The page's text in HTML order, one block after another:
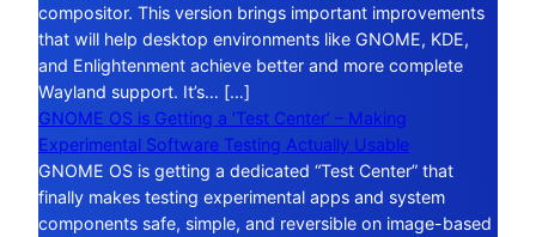
compositor. This version brings important improvements
that will help desktop environments like GNOME, KDE,
and Enlightenment achieve better and more complete
Wayland support. It’s… […]
GNOME OS is Getting a ‘Test Center’ – Making
Experimental Software Testing Actually Usable
GNOME OS is getting a dedicated “Test Center” that
finally makes testing experimental apps and system
components safe, simple, and reversible on image-based